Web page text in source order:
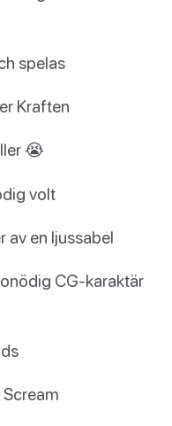
spelas
Kraften
😭
volt
av en ljussabel
CG-karaktär